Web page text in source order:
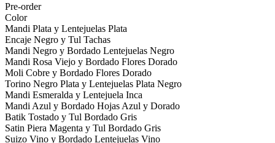
Pre-order
Color
Mandi Plata y Lentejuelas Plata
Encaje Negro y Tul Tachas
Mandi Negro y Bordado Lentejuelas Negro
Mandi Rosa Viejo y Bordado Flores Dorado
Moli Cobre y Bordado Flores Dorado
Torino Negro Plata y Lentejuelas Plata Negro
Mandi Esmeralda y Lentejuela Inca
Mandi Azul y Bordado Hojas Azul y Dorado
Batik Tostado y Tul Bordado Gris
Satin Piera Magenta y Tul Bordado Gris
Suizo Vino y Bordado Lentejuelas Vino